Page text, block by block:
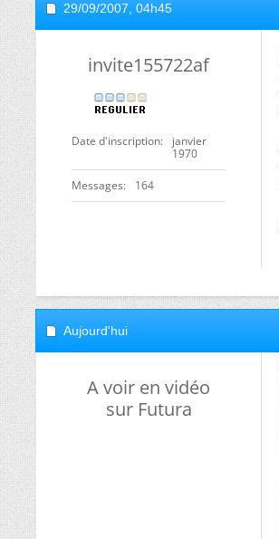
29/09/2007, 04h45
invite155722af
Date d'inscription
janvier
1970
Messages 164
Aujourd'hui
A voir en vidéo
sur Futura